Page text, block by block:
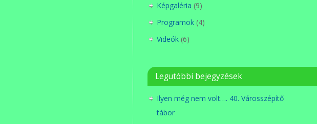
Képgaléria (9)
Programok (4)
Videók (6)
Legutóbbi bejegyzések
Ilyen még nem volt…. 40. Városszépítő
tábor